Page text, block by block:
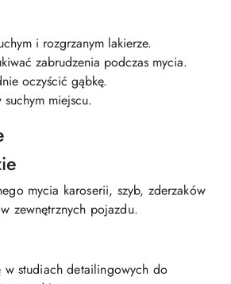
i rozgrzanym lakierze.
zabrudzenia podczas mycia.
oczyścić gąbkę.
miejscu.
mycia karoserii, szyb, zderzaków
zewnętrznych pojazdu.
w studiach detailingowych do